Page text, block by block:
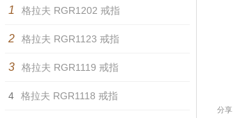
1 格拉夫 RGR1202 戒指
2 格拉夫 RGR1123 戒指
3 格拉夫 RGR1119 戒指
4 格拉夫 RGR1118 戒指
分享